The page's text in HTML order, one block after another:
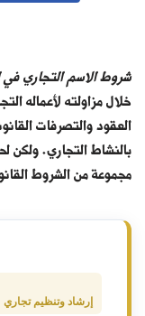
شروط الاسم التجاري في
خلال مزاولته لأعماله
العقود والتصرفات
بالنشاط التجاري. ولكن
مجموعة من الشروط
إرشاد وتنظيم تجاري